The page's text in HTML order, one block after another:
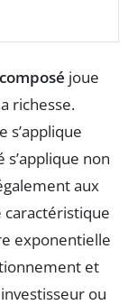
joue
richesse.
s’applique
s’applique non
aux
exponentielle
et
ou